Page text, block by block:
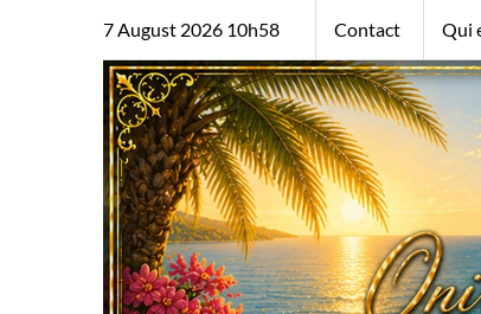
7 August 2026 10h58 Contact Qui